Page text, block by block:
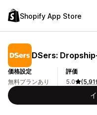
Shopify App Store
DSers:
価格設定
無料プランあり
評価
5.0